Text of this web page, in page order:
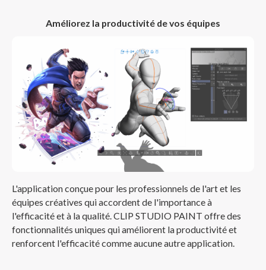
Améliorez la productivité de vos équipes
L'application conçue pour les professionnels de l'art et les
équipes créatives qui accordent de l'importance à
l'efficacité et à la qualité. CLIP STUDIO PAINT offre des
fonctionnalités uniques qui améliorent la productivité et
renforcent l'efficacité comme aucune autre application.